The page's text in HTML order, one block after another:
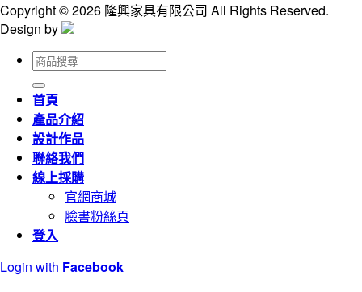
Copyright © 2026 隆興家具有限公司 All Rights Reserved.
Design by
搜
尋
關
鍵
字:
首頁
產品介紹
設計作品
聯絡我們
線上採購
官網商城
臉書粉絲頁
登入
Login with Facebook